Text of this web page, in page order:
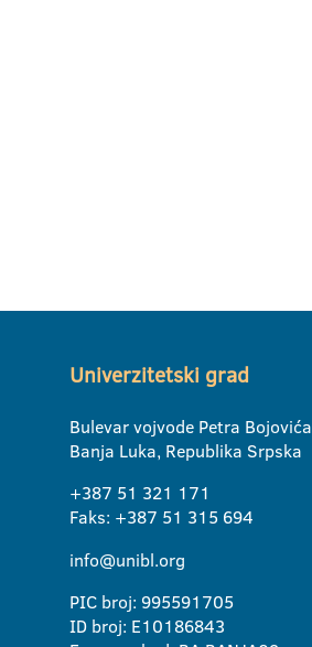
Univerzitetski grad
Bulevar vojvode Petra Bojovića
Banja Luka, Republika Srpska
+387 51 321 171
Faks: +387 51 315 694
info@unibl.org
PIC broj: 995591705
ID broj: E10186843